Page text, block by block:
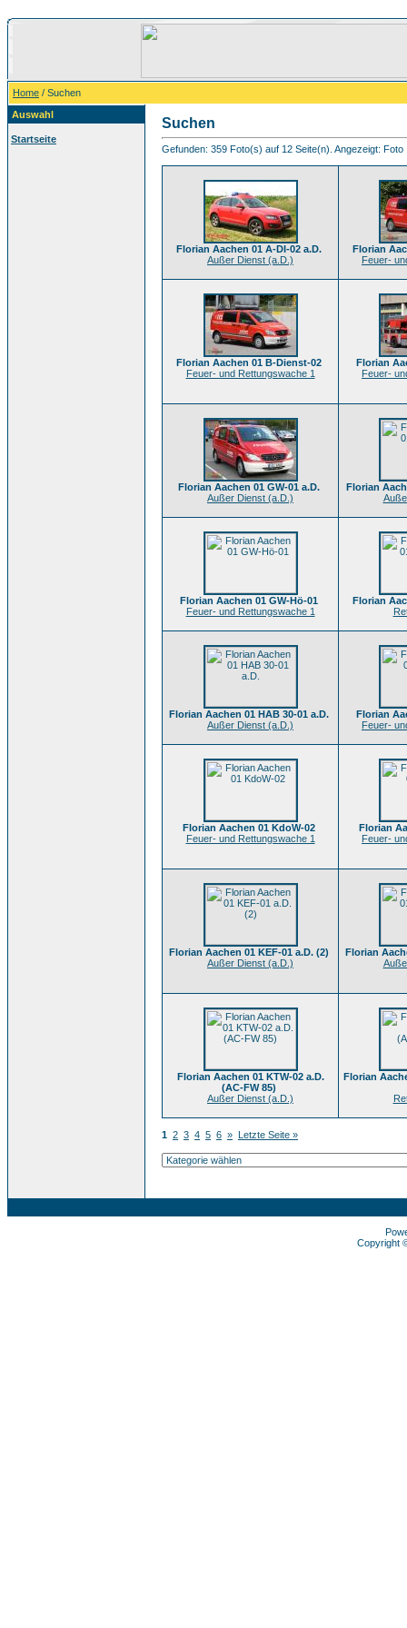
Home / Suchen
Auswahl
Startseite
Suchen
Gefunden: 359 Foto(s) auf 12 Seite(n). Angezeigt: Foto
Florian Aachen 01 A-DI-02 a.D.
Außer Dienst (a.D.)
Florian
Feuer-
Florian Aachen 01 B-Dienst-02
Feuer- und Rettungswache 1
Florian
Feuer-
Florian Aachen 01 GW-01 a.D.
Außer Dienst (a.D.)
Florian
Florian Aachen 01 GW-Hö-01
Feuer- und Rettungswache 1
Florian
Florian Aachen 01 HAB 30-01 a.D.
Außer Dienst (a.D.)
Florian
Feuer-
Florian Aachen 01 KdoW-02
Feuer- und Rettungswache 1
Florian
Feuer-
Florian Aachen 01 KEF-01 a.D. (2)
Außer Dienst (a.D.)
Florian
Florian Aachen 01 KTW-02 a.D.
(AC-FW 85)
Außer Dienst (a.D.)
Florian
1 2 3 4 5 6 » Letzte Seite »
Copyright